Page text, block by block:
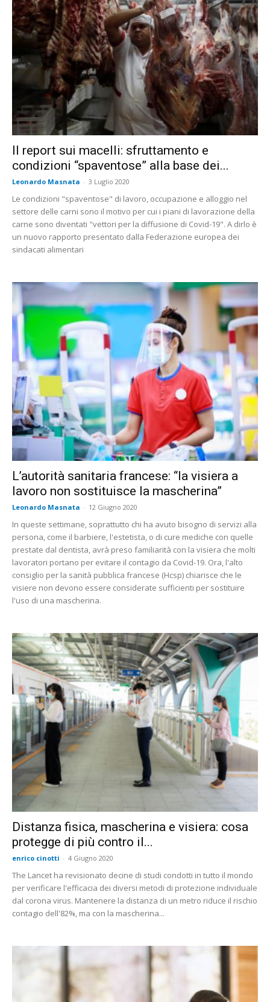
Il report sui macelli: sfruttamento e
condizioni “spaventose” alla base dei...
Leonardo Masnata - 3 Luglio 2020
Le condizioni "spaventose" di lavoro, occupazione e alloggio nel
settore delle carni sono il motivo per cui i piani di lavorazione della
carne sono diventati "vettori per la diffusione di Covid-19". A dirlo è
un nuovo rapporto presentato dalla Federazione europea dei
sindacati alimentari
L’autorità sanitaria francese: “la visiera a
lavoro non sostituisce la mascherina”
Leonardo Masnata - 12 Giugno 2020
In queste settimane, soprattutto chi ha avuto bisogno di servizi alla
persona, come il barbiere, l'estetista, o di cure mediche con quelle
prestate dal dentista, avrà preso familiarità con la visiera che molti
lavoratori portano per evitare il contagio da Covid-19. Ora, l'alto
consiglio per la sanità pubblica francese (Hcsp) chiarisce che le
visiere non devono essere considerate sufficienti per sostituire
l'uso di una mascherina.
Distanza fisica, mascherina e visiera: cosa
protegge di più contro il...
enrico cinotti - 4 Giugno 2020
The Lancet ha revisionato decine di studi condotti in tutto il mondo
per verificare l'efficacia dei diversi metodi di protezione individuale
dal corona virus. Mantenere la distanza di un metro riduce il rischio
contagio dell'82%, ma con la mascherina...